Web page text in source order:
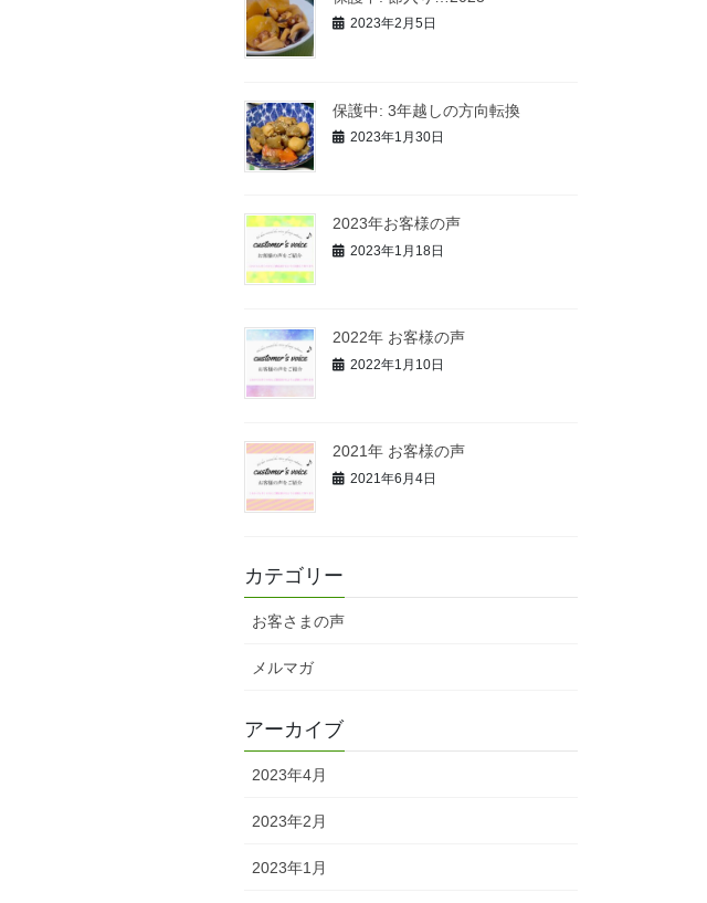
2023年2月5日
保護中: 3年越しの方向転換
2023年1月30日
2023年お客様の声
2023年1月18日
2022年 お客様の声
2022年1月10日
2021年 お客様の声
2021年6月4日
カテゴリー
お客さまの声
メルマガ
アーカイブ
2023年4月
2023年2月
2023年1月